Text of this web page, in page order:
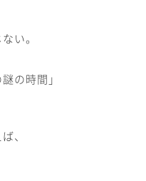
い。
の時間」
、